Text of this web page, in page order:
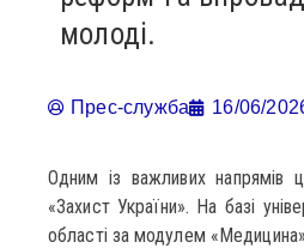
молоді.
Прес-служба 16/06/
Одним із важливих напрямів
«Захист України». На базі
області за модулем